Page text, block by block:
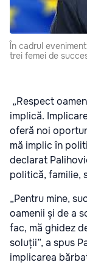
În cadrul
trei femei de
„Respect
implică.
oferă noi
mă implic în
declarat
politică, familie,
„Pentru mine,
oamenii și de a
fac, mă ghidez
soluții”, a spus
implicarea